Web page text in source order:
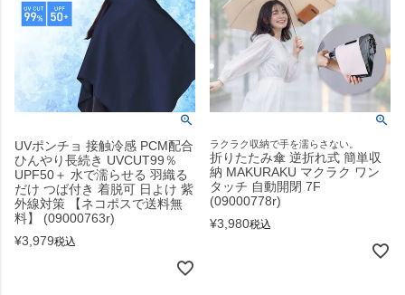
UVポンチョ 接触冷感 PCM配合
ひんやり長続き UVCUT99％
UPF50＋ 水で濡らせる 羽織る
だけ つば付き 着脱可 日よけ 紫
外線対策 【ネコポスで送料無
料】 (09000763r)
¥3,979税込
ラクラク収納で手を濡らさない。
折りたたみ傘 逆折れ式 簡単収
納 MAKURAKU マクラク ワン
タッチ 自動開閉 7F
(09000778r)
¥3,980税込